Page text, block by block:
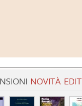
NOVITÀ